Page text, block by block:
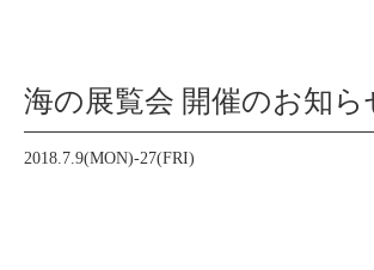
Art works
海の展覧会 開催のお知ら
2018.7.9(MON)-27(FRI)